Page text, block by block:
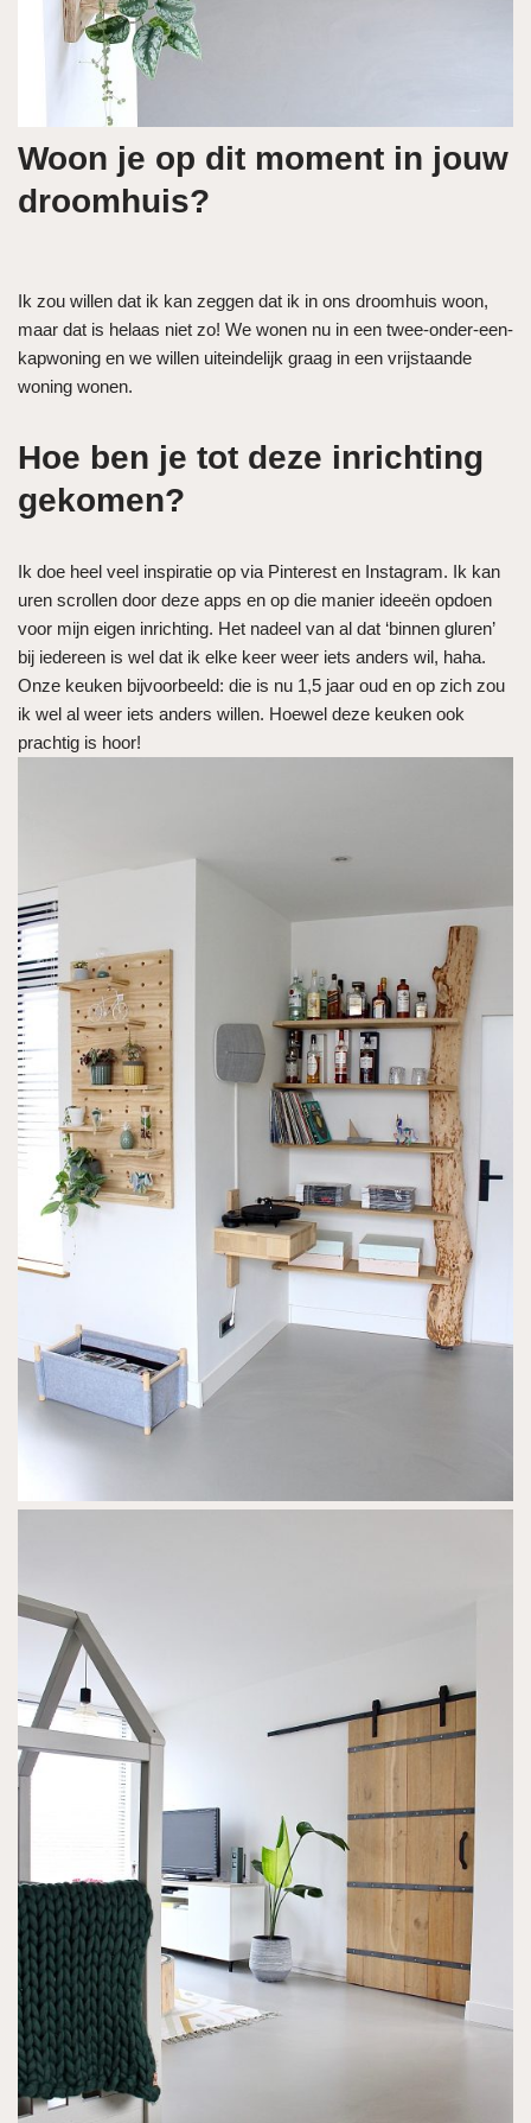
Woon je op dit moment in jouw
droomhuis?
Ik zou willen dat ik kan zeggen dat ik in ons droomhuis woon,
maar dat is helaas niet zo! We wonen nu in een twee-onder-een-
kapwoning en we willen uiteindelijk graag in een vrijstaande
woning wonen.
Hoe ben je tot deze inrichting
gekomen?
Ik doe heel veel inspiratie op via Pinterest en Instagram. Ik kan
uren scrollen door deze apps en op die manier ideeën opdoen
voor mijn eigen inrichting. Het nadeel van al dat ‘binnen gluren’
bij iedereen is wel dat ik elke keer weer iets anders wil, haha.
Onze keuken bijvoorbeeld: die is nu 1,5 jaar oud en op zich zou
ik wel al weer iets anders willen. Hoewel deze keuken ook
prachtig is hoor!